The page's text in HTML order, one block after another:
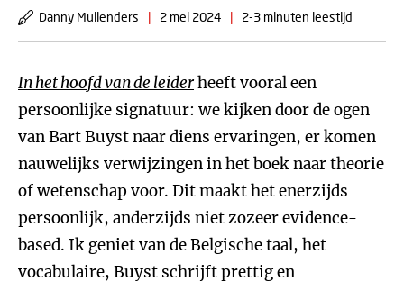
Danny Mullenders | 2 mei 2024 | 2-3 minuten leestijd
In het hoofd van de leiderheeft vooral een
persoonlijke signatuur: we kijken door de ogen
van Bart Buyst naar diens ervaringen, er komen
nauwelijks verwijzingen in het boek naar theorie
of wetenschap voor. Dit maakt het enerzijds
persoonlijk, anderzijds niet zozeer evidence-
based. Ik geniet van de Belgische taal, het
vocabulaire, Buyst schrijft prettig en